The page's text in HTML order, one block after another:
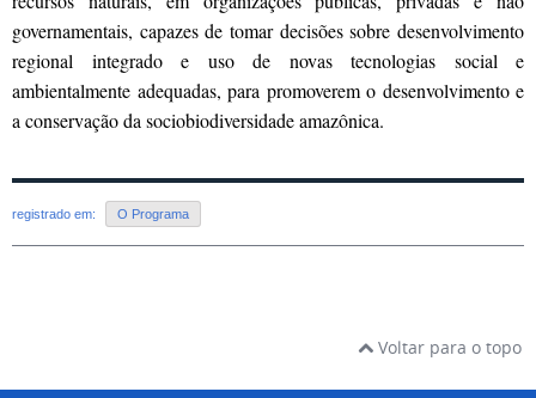
governamentais, capazes de tomar decisões sobre desenvolvimento
regional integrado e uso de novas tecnologias social e
ambientalmente adequadas, para promoverem o desenvolvimento e
a conservação da sociobiodiversidade amazônica.
registrado em: O Programa
Voltar para o topo